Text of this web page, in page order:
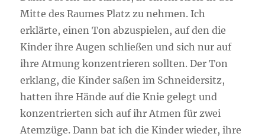
Mitte des Raumes Platz zu nehmen. Ich
erklärte, einen Ton abzuspielen, auf den die
Kinder ihre Augen schließen und sich nur auf
ihre Atmung konzentrieren sollten. Der Ton
erklang, die Kinder saßen im Schneidersitz,
hatten ihre Hände auf die Knie gelegt und
konzentrierten sich auf ihr Atmen für zwei
Atemzüge. Dann bat ich die Kinder wieder, ihre